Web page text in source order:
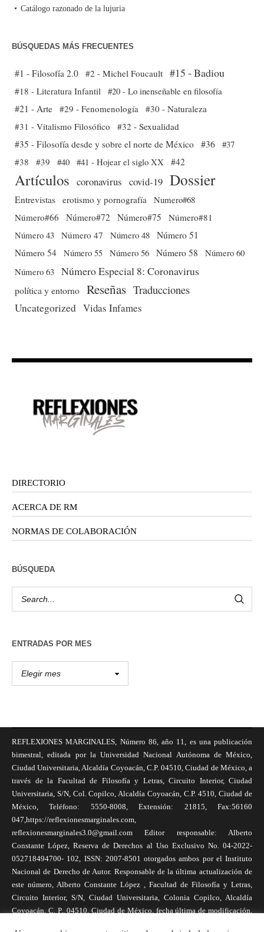
Catálogo razonado de la lujuria
BÚSQUEDAS MÁS FRECUENTES
#1 - Filosofía 2.0 #2 - Michel Foucault #15 - Badiou
#18 - Literatura Infantil #20 - Lo inenseñable en filosofía
#21 - Arte #29 - Fenomenología
#30 - Naturaleza
#31 - Vitalismo Filosófico
#32 - Sexualidad
#35 - Filosofía desde y sobre el norte de México #36 #37
#38
#39 #40 #41 - Hojear el siglo XX #42
Artículos coronavirus covid-19 Dossier
Entrevistas erotismo y pornografía
Numero#68
Número#66
Número#72 Número#75
Número#81
Número 43 Número 47 Número 48 Número 51
Número 54 Número 55 Número 56 Número 58
Número 60
Número 63 Número Especial 8: Coronavirus
política y entorno Reseñas Traducciones
Uncategorized Vidas Infames
DIRECTORIO
ACERCA DE RM
NORMAS DE COLABORACIÓN
BÚSQUEDA
ENTRADAS POR MES
REFLEXIONES MARGINALES, Número 86, año 11, es una publicación
bimestral, editada por la Universidad Nacional Autónoma de México,
Ciudad Universitaria, Alcaldía Coyoacán, C.P. 04510, Ciudad de México, a
través de la Facultad de Filosofía y Letras, Circuito Interior, Ciudad
Universitaria, S/N, Col. Copilco, Alcaldía Coyoacán, C.P. 4510, Ciudad de
México, Teléfono: 5550-8008, Extensión: 21815, Fax:56160
047,https://reflexionesmarginales.com,
reflexionesmarginales3.0@gmail.com Editor responsable: Alberto
Constante López, Reserva de Derechos al Uso Exclusivo No. 04-2022-
052718494700- 102, ISSN: 2007-8501 otorgados ambos por el Instituto
Nacional de Derecho de Autor. Responsable de la última actualización de
este número, Alberto Constante López , Facultad de Filosofía y Letras,
Circuito Interior, S/N, Ciudad Universitaria, Colonia Copilco, Alcaldía
Coyoacán, C. P., 04510, Ciudad de México, fecha última de modificación,